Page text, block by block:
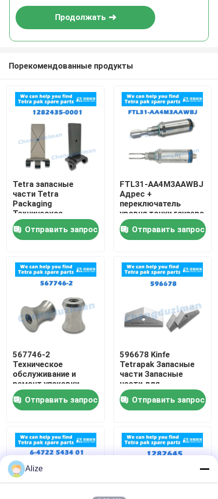
Дом
Ролики
О нас
Проверка качества
Свяжитесь мы
Новости
Упаковка напитка еды
Продолжать
Порекомендованные продукты
Tetra запасные
части Tetra
Packaging
Техническое
обслуживание и
ремонт
Отправить запрос
FTL31-AA4M3AAWBJ
Адрес +
переключатель
уровня точки гаузера
Отправить запрос
567746-2
Техническое
обслуживание и
ремонт упаковки
Tetra
Отправить запрос
596678 Kinfe
Tetrapak Запасные
части Запасные
части для
обслуживания и
ремонта
Отправить запрос
Alize